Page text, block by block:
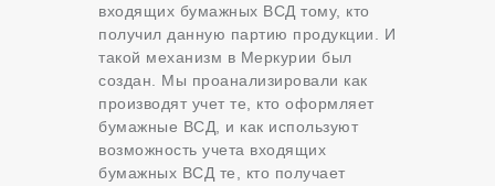
входящих бумажных ВСД тому, кто
получил данную партию продукции. И
такой механизм в Меркурии был
создан. Мы проанализировали как
производят учет те, кто оформляет
бумажные ВСД, и как используют
возможность учета входящих
бумажных ВСД те, кто получает